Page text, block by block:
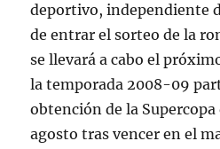
deportivo, independiente
de entrar el sorteo de la
se llevará a cabo el
la temporada 2008-09
obtención de la Supercopa
agosto tras vencer en el